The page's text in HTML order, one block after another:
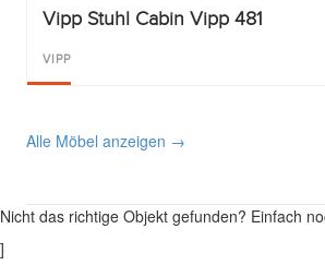
Vipp Stuhl Cabin Vipp 481
VIPP
Alle Möbel anzeigen →
Nicht das richtige Objekt gefunden? Einfach
]